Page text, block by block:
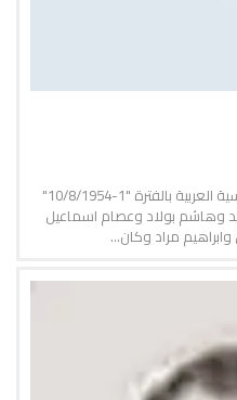
مثل منتخبنا في الدوري الرياضية المدرسية العربية بالفترة "1-10/8/1954"
وهاشم بولاد وعصام اسماعيل
مراد وكان…